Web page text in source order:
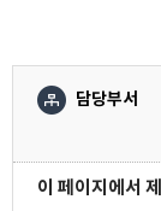
담당부서
이 페이지에서